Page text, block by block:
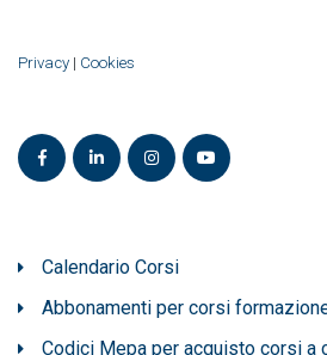
Privacy | Cookies
Calendario Corsi
Abbonamenti per corsi
Codici Mepa per acquisto corsi a